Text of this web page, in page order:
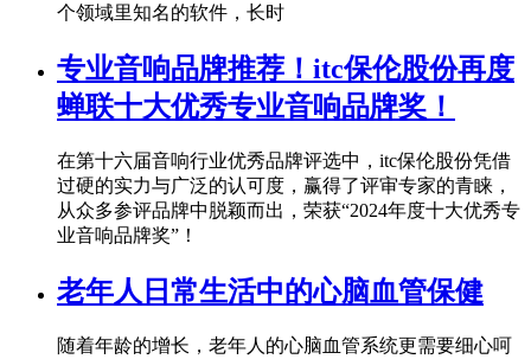
个领域里知名的软件，长时
专业音响品牌推荐！itc保伦股份再度
蝉联十大优秀专业音响品牌奖！
在第十六届音响行业优秀品牌评选中，itc保伦股份凭借
过硬的实力与广泛的认可度，赢得了评审专家的青睐，
从众多参评品牌中脱颖而出，荣获“2024年度十大优秀专
业音响品牌奖”！
老年人日常生活中的心脑血管保健
随着年龄的增长，老年人的心脑血管系统更需要细心呵